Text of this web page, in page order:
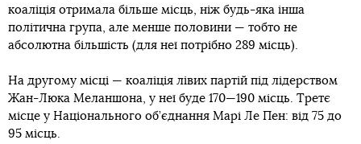
коаліція отримала більше місць, ніж будь-яка інша
політична група, але менше половини — тобто не
абсолютна більшість (для неї потрібно 289 місць).
На другому місці — коаліція лівих партій під лідерством
Жан-Люка Меланшона, у неї буде 170—190 місць. Третє
місце у Національного об’єднання Марі Ле Пен: від 75 до
95 місць.